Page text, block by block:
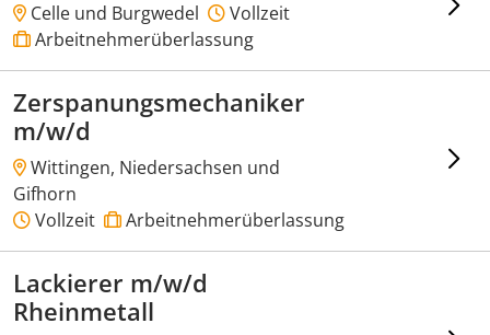
Celle und Burgwedel
Vollzeit
Arbeitnehmerüberlassung
Zerspanungsmechaniker
m/w/d
Wittingen, Niedersachsen und
Gifhorn
Vollzeit
Arbeitnehmerüberlassung
Lackierer m/w/d
Rheinmetall